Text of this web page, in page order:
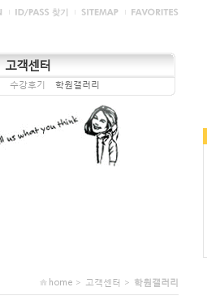
고객센터
수강후기 학원갤러리
home > 고객센터 > 학원갤러리